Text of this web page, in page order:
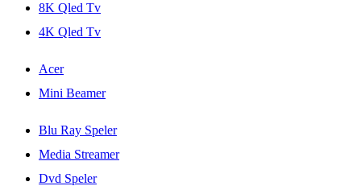
8K Qled Tv
4K Qled Tv
Acer
Mini Beamer
Blu Ray Speler
Media Streamer
Dvd Speler